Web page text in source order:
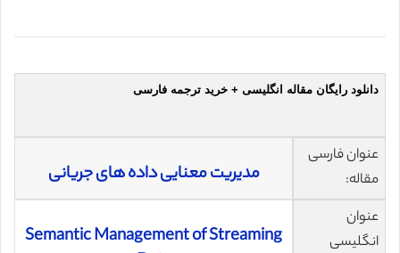
دانلود رایگان مقاله انگلیسی + خرید ترجمه فارسی
عنوان فارسی
مقاله:
مدیریت معنایی داده های جریانی
عنوان
انگلیسی
Semantic Management of Streaming